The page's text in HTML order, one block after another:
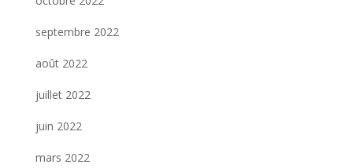
septembre 2022
août 2022
juillet 2022
juin 2022
mars 2022